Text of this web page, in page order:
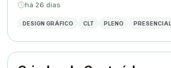
há 26 dias
DESIGN GRÁFICO CLT PLENO PRESENCIAL